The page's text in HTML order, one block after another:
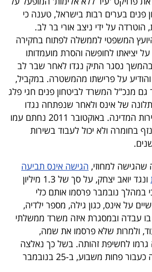
פנים בערים רבות בישראל, טענה כי
על ידי ניצב אורי בר לב.
המשפטי לממשלה לפתוח בחקירה
יציאתו לחופשה והסרת מועמדותו
נסגר התיק נגדו לאחר שבר לב
על פרישתו מהמשטרה.‏ במקביל,
מנכ"ל המשרד לביטחון פנים חגי פלג
של אינס ולאחר שנפתחה נגדו
חקירה בנציבות שירות המדינה. באוקטובר 2011 נחתם עמו
בחומרה ולא יכול לעבוד בשירות
למחוזי, הגישה אינס תביעה
ונגד יואב יצחק, על סך של 1.3 מיליון
במהלך נובמבר פרסמו אותם כלי
על אינס, כגון גילה, מספר ילדיה,
עבדה ובמסגרת איזה משרד ממשלתי
ולמרות שלא פרסמו את שמה,
גרמו לחשיפת זהותה. בשל כך נאלצה
אינס לחשוף עצמה כעבור פחות משבוע, ב-25 בנובמבר